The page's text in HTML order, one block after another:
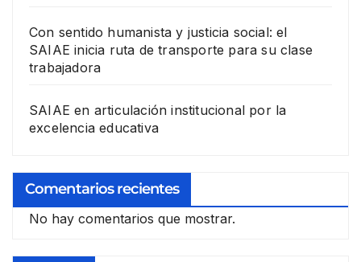
Con sentido humanista y justicia social: el
SAIAE inicia ruta de transporte para su clase
trabajadora
SAIAE en articulación institucional por la
excelencia educativa
Comentarios recientes
No hay comentarios que mostrar.